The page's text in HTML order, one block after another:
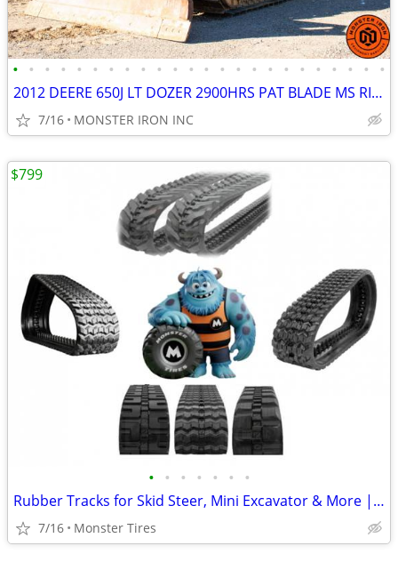
• • • • • • • • • • • • • • • • • • • • • • • •
2012 DEERE 650J LT DOZER 2900HRS PAT BLADE MS RIPPER OROPS
7/16 MONSTER IRON INC
• • • • • • •
Rubber Tracks for Skid Steer, Mini Excavator & More | Best Prices
7/16 Monster Tires
$799